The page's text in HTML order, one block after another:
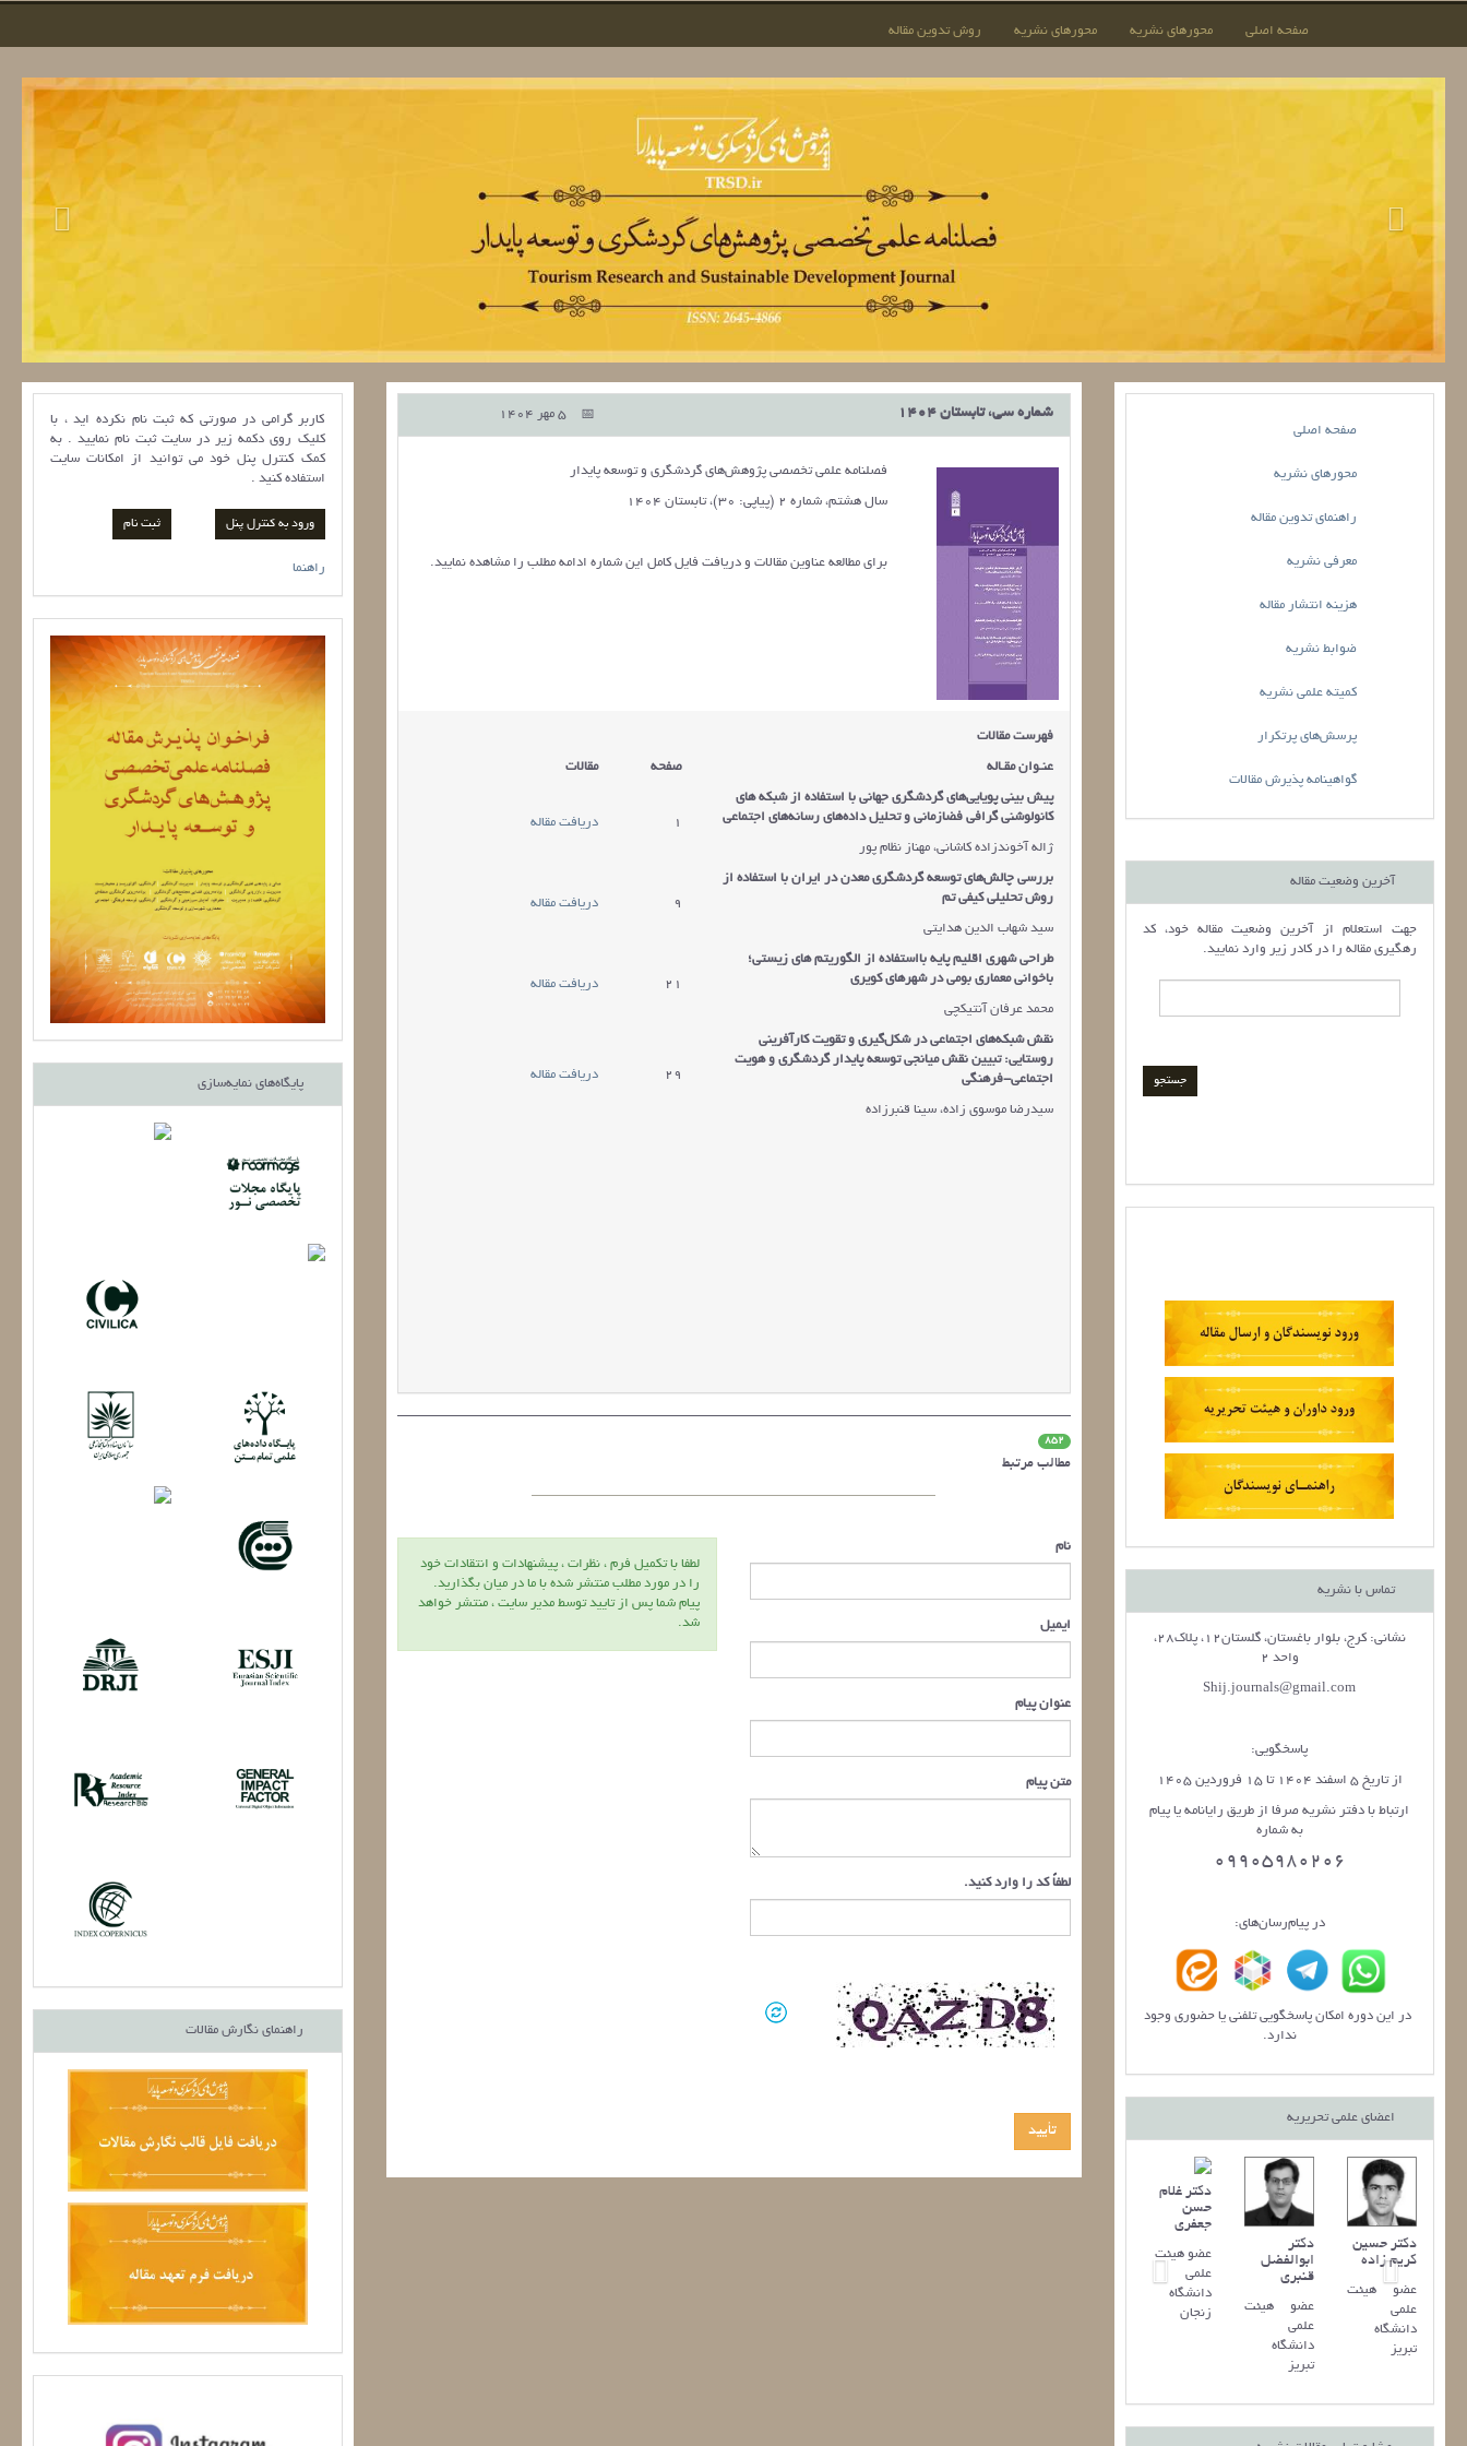
صفحه اصلی محورهای نشریه محورهای نشریه روش تدوین مقاله
صفحه اصلی
محورهای نشریه
راهنمای تدوین مقاله
معرفی نشریه
هزینه انتشار مقاله
ضوابط نشریه
کمیته علمی نشریه
پرسش‌های پرتکرار
گواهینامه پذیرش مقالات
آخرین وضعیت مقاله
جهت استعلام از آخرین وضعیت مقاله خود، کد
رهگیری مقاله را در کادر زیر وارد نمایید.
تماس با نشریه
نشانی: کرج، بلوار باغستان، گلستان12، پلاک28،
واحد 2
Shij.journals@gmail.com
پاسخگویی:
از تاریخ 5 اسفند 1404 تا 15 فروردین 1405
ارتباط با دفتر نشریه صرفا از طریق رایانامه یا پیام
به شماره
09905980206
در پیام‌رسان‌های:
در این دوره امکان پاسخگویی تلفنی یا حضوری وجود
ندارد.
اعضای علمی تحریریه
دکتر غلام
حسن
جعفری
عضو هیئت
علمی
دانشگاه
زنجان
دکتر
ابوالفضل
قنبری
عضو هیئت
علمی
دانشگاه
تبریز
دکتر حسين
کريم زاده
عضو هیئت
علمی
دانشگاه
تبریز
شماره سی، تابستان 1404 5 مهر 1404
فصلنامه علمی تخصصی پژوهش‌های گردشگری و توسعه پایدار
سال هشتم، شماره 2 (پیاپی: 30)، تابستان 1404
برای مطالعه عناوین مقالات و دریافت فایل کامل این شماره ادامه مطلب را مشاهده نمایید.
فهرست مقالات
عنـوان مقـاله صفحه مقالات
پیش بینی پویایی‌های گردشگری جهانی با استفاده از شبکه های
کانولوشنی گرافی فضازمانی و تحلیل داده‌های رسانه‌های اجتماعی
1
دریافت مقاله
ژاله آخوندزاده کاشانی، مهناز نظام پور
بررسی چالش‌های توسعه گردشگری معدن در ایران با استفاده از
روش تحلیلی کیفی تم
9
دریافت مقاله
سید شهاب الدین هدایتی
طراحی شهری اقلیم پایه بااستفاده از الگوریتم های زیستی؛
باخوانی معماری بومی در شهرهای کویری
21
دریافت مقاله
محمد عرفان آنتیکچی
نقش شبکه‌های اجتماعی در شکل‌گیری و تقویت کارآفرینی
روستایی: تبیین نقش میانجی توسعه پایدار گردشگری و هویت
اجتماعی-فرهنگی
29 دریافت مقاله
سیدرضا موسوی زاده، سینا قنبرزاده
852
مطالب مرتبط
لطفا با تكميل فرم ، نظرات ، پيشنهادات و انتقادات خود
را در مورد مطلب منتشر شده با ما در ميان بگذاريد.
پيام شما پس از تاييد توسط مدير سايت ، منتشر خواهد
شد.
نام
ایمیل
عنوان پیام
متن پیام
لطفاً کد را وارد کنید.
کاربر گرامی در صورتی که ثبت نام نکرده اید ، با
کلیک روی دکمه زیر در سایت ثبت نام نمایید . به
کمک کنترل پنل خود می توانید از امکانات سایت
استفاده کنید .
ورود به کنترل پنل
راهنما
پایگاه‌های نمایه‌سازی
راهنمای نگارش مقالات